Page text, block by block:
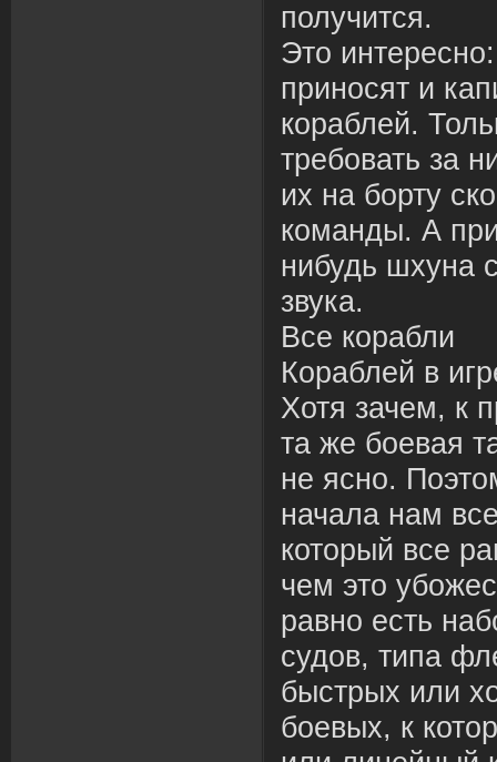
получится.
Это
приносят и
кораблей.
требовать за
их на борту
команды. А
нибудь шхуна
звука.
Все корабли
Кораблей в
Хотя зачем, к
та же боевая
не ясно.
начала нам
который все
чем это
равно есть
судов, типа
быстрых или
боевых, к